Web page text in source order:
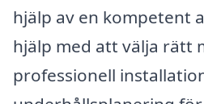
hjälp av en kompetent
hjälp med att välja rätt
professionell